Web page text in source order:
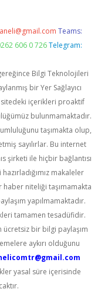
Teams:
606 0 726 Telegram:
Bilgi Teknolojileri
bir Yer Sağlayıcı
içerikleri proaktif
bulunmamaktadır.
taşımakta olup,
sayılırlar. Bu internet
şirketi ile hiçbir bağlantısı
makaleler
haber niteliği taşımamakta
yapılmamaktadır.
tamamen tesadüfidir.
ücretsiz bir bilgi paylaşım
aykırı olduğunu
yasal süre içerisinde